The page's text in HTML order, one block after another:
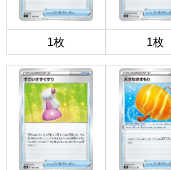
1枚 1枚